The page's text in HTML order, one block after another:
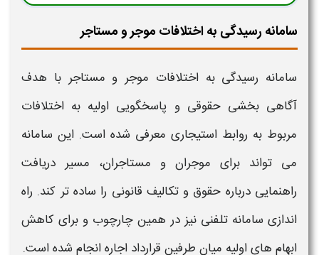
سامانه رسیدگی به اختلافات موجر و مستاجر
سامانه رسیدگی به اختلافات موجر و مستاجر با هدف
آگاهی بخشی حقوقی و پاسخگویی اولیه به اختلافات
مربوط به روابط استیجاری معرفی شده است. این سامانه
می تواند برای موجران و مستاجران، مسیر دریافت
راهنمایی درباره حقوق و تکالیف قانونی را ساده تر کند. راه
اندازی سامانه تلفنی نیز در همین چارچوب و برای کاهش
ابهام های اولیه میان طرفین قرارداد اجاره انجام شده است.